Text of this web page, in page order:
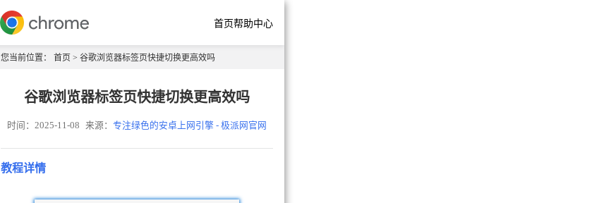
首页帮助中心
您当前位置： 首页 > 谷歌浏览器标签页快捷切换更高效吗
谷歌浏览器标签页快捷切换更高效吗
时间：2025-11-08 来源：专注绿色的安卓上网引擎 - 极派网官网
教程详情